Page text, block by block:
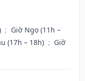
; Giờ Ngọ (11h –
(17h – 18h) ; Giờ